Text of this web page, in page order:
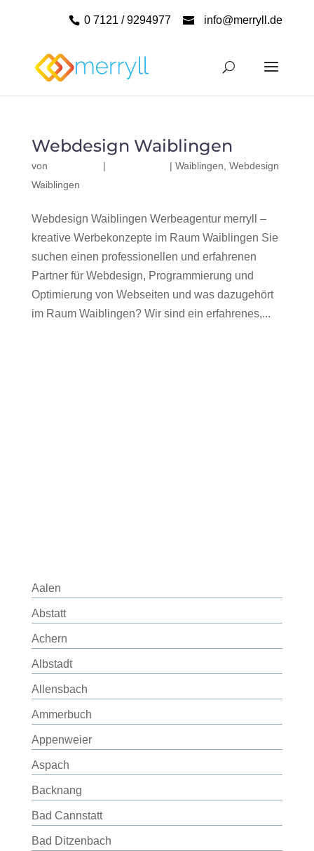
0 7121 / 9294977 info@merryll.de
Webdesign Waiblingen
von | | Waiblingen Webdesign
Waiblingen
Webdesign Waiblingen Werbeagentur merryll –
kreative Werbekonzepte im Raum Waiblingen Sie
suchen einen professionellen und erfahrenen
Partner für Webdesign, Programmierung und
Optimierung von Webseiten und was dazugehört
im Raum Waiblingen? Wir sind ein erfahrenes,...
Aalen
Abstatt
Achern
Albstadt
Allensbach
Ammerbuch
Appenweier
Aspach
Backnang
Bad Cannstatt
Bad Ditzenbach